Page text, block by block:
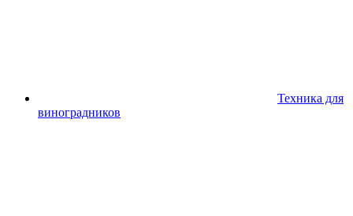
Техника для
виноградников